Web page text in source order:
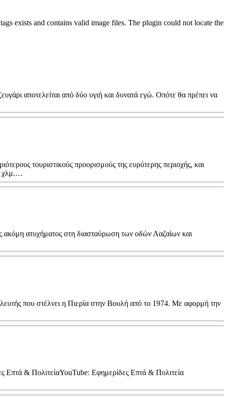
exists and contains valid image files. The plugin could not locate the
αποτελείται από δύο υγιή και δυνατά εγώ. Οπότε θα πρέπει να
προορισμούς της ευρύτερης περιοχής, και
χλμ.…
ακόμη ατυχήματος στη διασταύρωση των οδών Λαζαίων και
που στέλνει η Πιερία στην Βουλή από το 1974. Με αφορμή την
Επτά & ΠολιτείαYouTube: Εφημερίδες Επτά & Πολιτεία